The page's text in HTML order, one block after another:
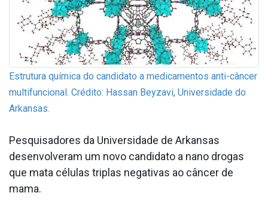
Estrutura química do candidato a medicamentos anti-câncer
multifuncional. Crédito: Hassan Beyzavi, Universidade do
Arkansas.
Pesquisadores da Universidade de Arkansas
desenvolveram um novo candidato a nano drogas
que mata células triplas negativas ao câncer de
mama.